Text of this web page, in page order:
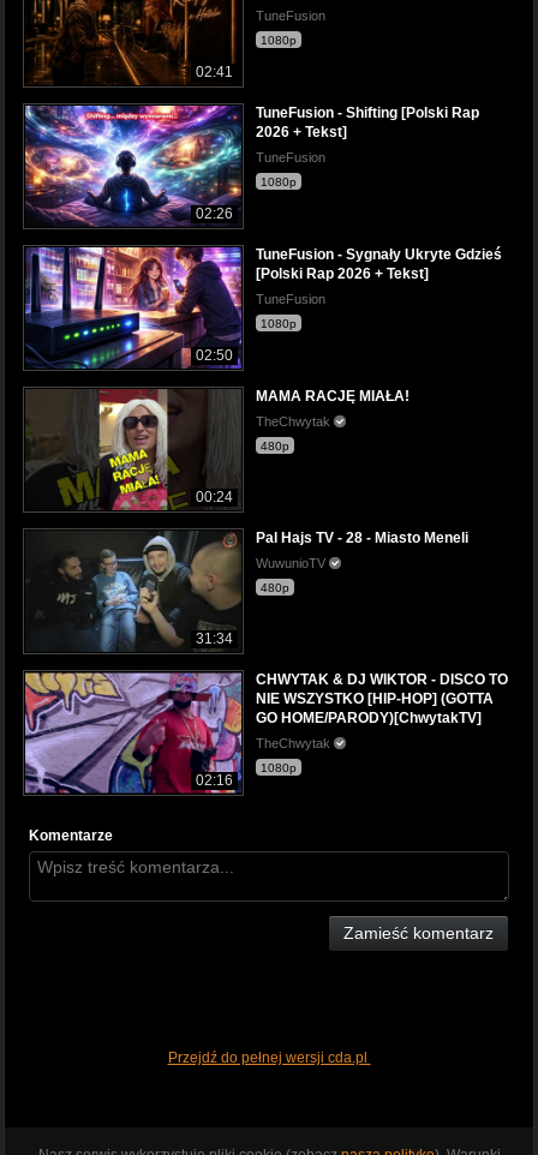
02:41
TuneFusion
1080p
02:26
TuneFusion - Shifting [Polski Rap
2026 + Tekst]
TuneFusion
1080p
02:50
TuneFusion - Sygnały Ukryte Gdzieś
[Polski Rap 2026 + Tekst]
TuneFusion
1080p
00:24
MAMA RACJĘ MIAŁA!
TheChwytak
480p
31:34
Pal Hajs TV - 28 - Miasto Meneli
WuwunioTV
480p
02:16
CHWYTAK & DJ WIKTOR - DISCO TO
NIE WSZYSTKO [HIP-HOP] (GOTTA
GO HOME/PARODY)[ChwytakTV]
TheChwytak
1080p
Komentarze
Zamieść komentarz
Przejdź do pełnej wersji cda.pl